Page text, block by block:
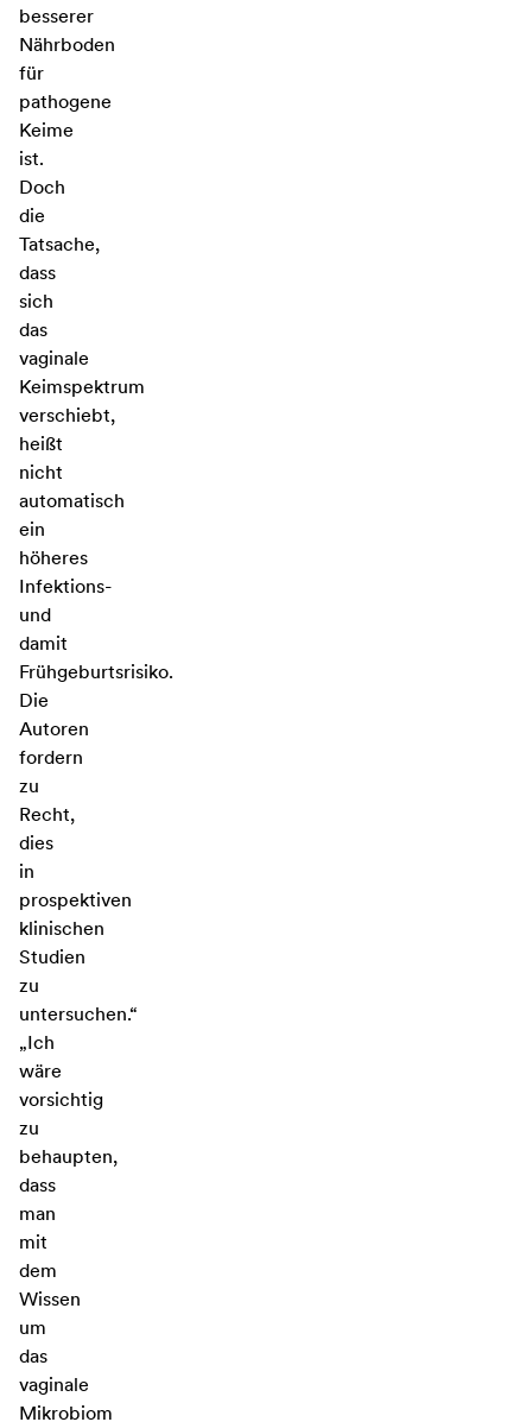
besserer
Nährboden
für
pathogene
Keime
ist.
Doch
die
Tatsache,
dass
sich
das
vaginale
Keimspektrum
verschiebt,
heißt
nicht
automatisch
ein
höheres
Infektions-
und
damit
Frühgeburtsrisiko.
Die
Autoren
fordern
zu
Recht,
dies
in
prospektiven
klinischen
Studien
zu
untersuchen.“
„Ich
wäre
vorsichtig
zu
behaupten,
dass
man
mit
dem
Wissen
um
das
vaginale
Mikrobiom